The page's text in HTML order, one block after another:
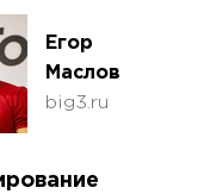
Егор
Маслов
big3.ru